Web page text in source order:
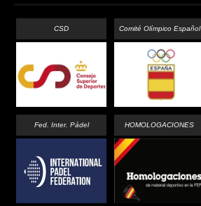
CSD Comité Olímpico Español
Fed. Inter. Pádel HOMOLOGACIONES